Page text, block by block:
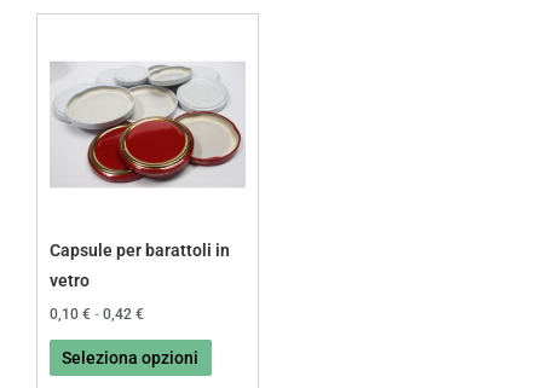
Capsule per barattoli in
vetro
0,10 € - 0,42 €
prezzo:
da
0,10 €
a
0,42 €
Seleziona opzioni
prodotto
ha
più
varianti.
possono